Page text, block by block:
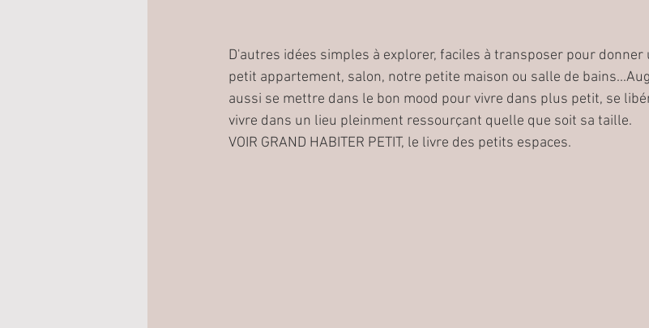
D'autres idées simples à explorer, faciles à transposer pour
petit appartement, salon, notre petite maison ou salle de
aussi se mettre dans le bon mood pour vivre dans plus petit, se
vivre dans un lieu pleinment ressourçant quelle que soit sa taille.
VOIR GRAND HABITER PETIT, le livre des petits espaces.